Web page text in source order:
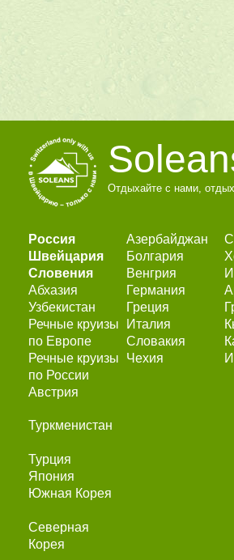
Отдыхайте с нами,
Россия
Швейцария
Словения
Абхазия
Узбекистан
Речные круизы
по Европе
Речные круизы
по России
Австрия
Азербайджан
Болгария
Венгрия
Германия
Греция
Италия
Словакия
Чехия
Туркменистан
Турция
Япония
Южная Корея
Северная
Корея